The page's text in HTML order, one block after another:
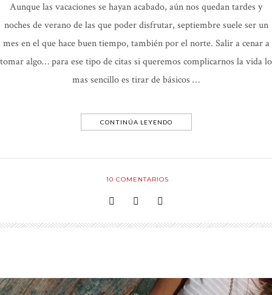
Aunque las vacaciones se hayan acabado, aún nos quedan tardes y
noches de verano de las que poder disfrutar, septiembre suele ser un
mes en el que hace buen tiempo, también por el norte. Salir a cenar a
tomar algo… para ese tipo de citas si queremos complicarnos la vida lo
mas sencillo es tirar de básicos …
CONTINÚA LEYENDO
10 COMENTARIOS